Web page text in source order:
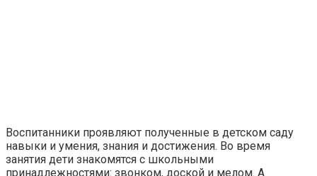
Воспитанники проявляют полученные в детском саду
навыки и умения, знания и достижения. Во время
занятия дети знакомятся с школьными
принадлежностями: звонком, доской и мелом. А